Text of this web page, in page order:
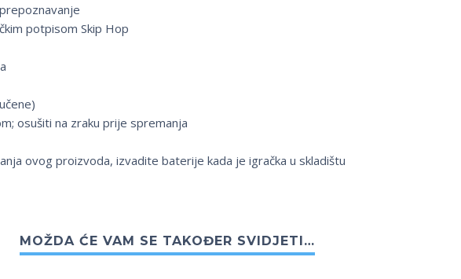
potpisom Skip Hop
osušiti na zraku prije spremanja
ovog proizvoda, izvadite baterije kada je igračka u skladištu
MOŽDA ĆE VAM SE TAKOĐER SVIDJETI…